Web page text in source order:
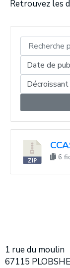
Retrouvez les
6
1 rue du moulin
67115